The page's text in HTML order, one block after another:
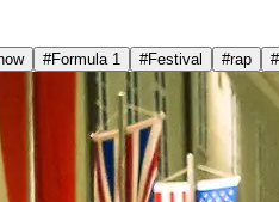
#Formula 1 #Festival #rap #